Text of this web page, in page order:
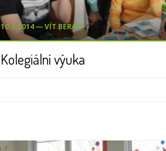
10.5.2014 ― VÍT BERAN
Kolegiální výuka